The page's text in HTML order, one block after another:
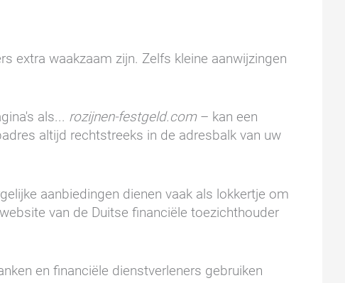
extra waakzaam zijn. Zelfs kleine aanwijzingen
als... rozijnen-festgeld.com– kan een
altijd rechtstreeks in de adresbalk van uw
aanbiedingen dienen vaak als lokkertje om
van de Duitse financiële toezichthouder
en financiële dienstverleners gebruiken